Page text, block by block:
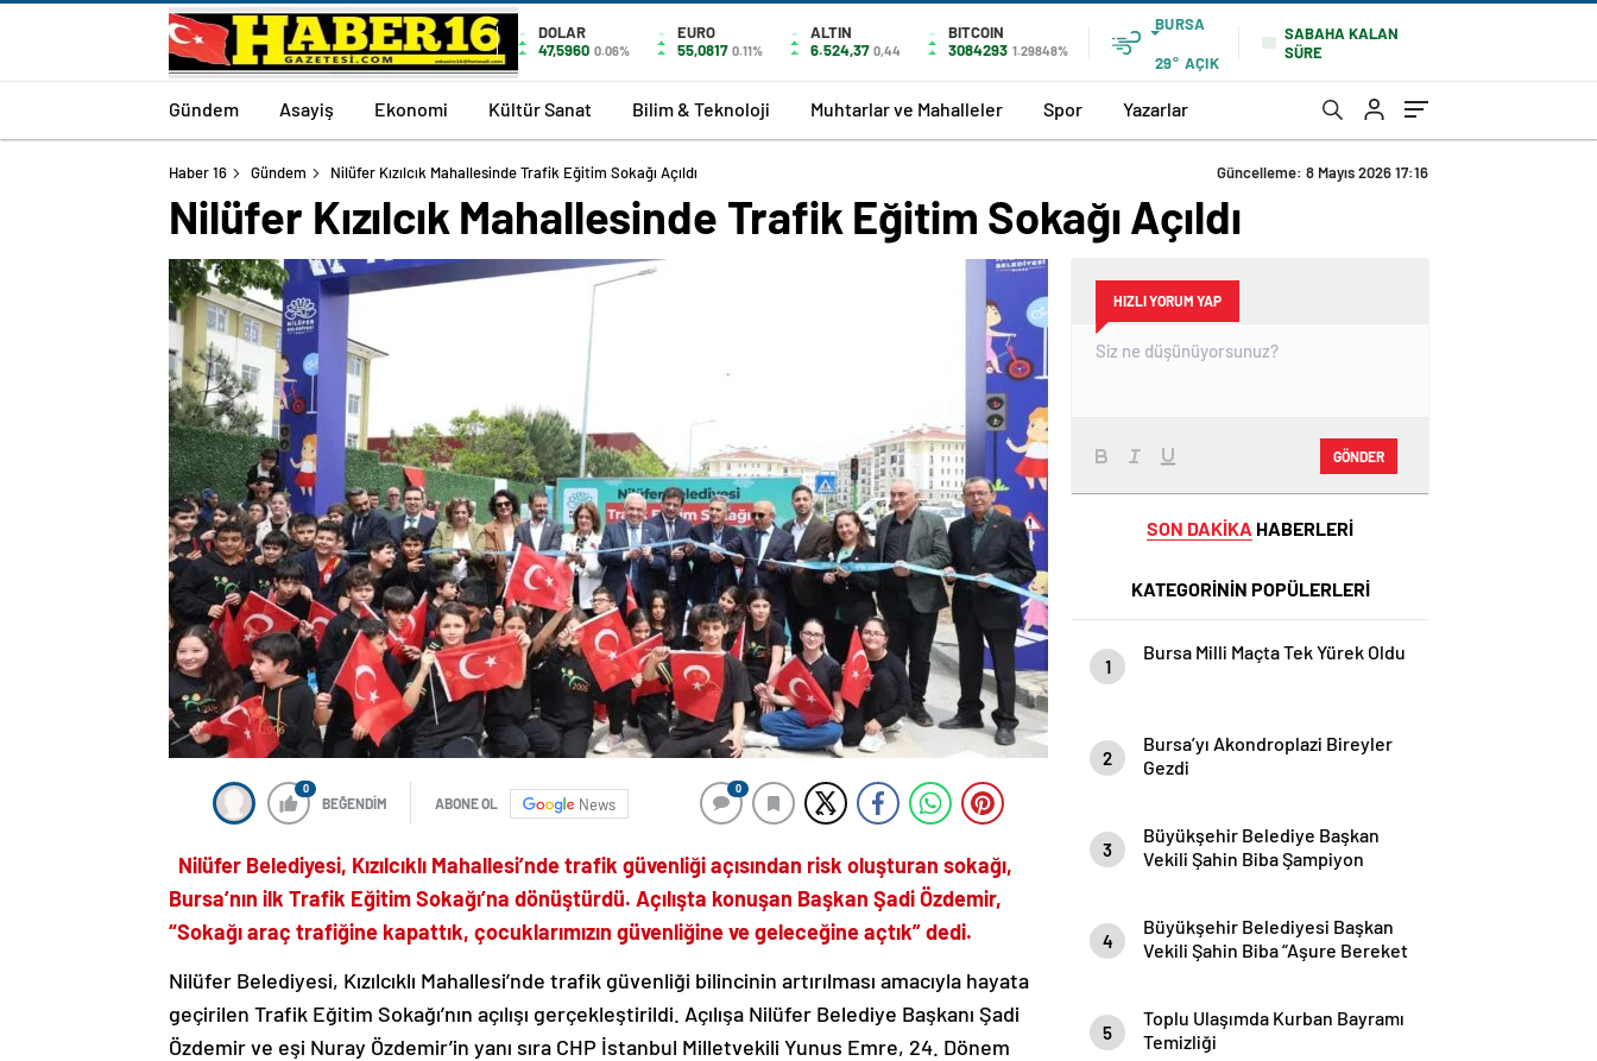
DOLAR
47,5960 0.06%
EURO
55,0817 0.11%
ALTIN
6.524,37 0,44
BITCOIN
3084293 1.29848%
BURSA
29° AÇIK
SABAHA KALAN
SÜRE
Gündem Asayiş Ekonomi Kültür Sanat Bilim & Teknoloji Muhtarlar ve Mahalleler Spor Yazarlar
Haber 16 Gündem Nilüfer Kızılcık Mahallesinde Trafik Eğitim Sokağı Açıldı Güncelleme: 8 Mayıs 2026 17:16
Nilüfer Kızılcık Mahallesinde Trafik Eğitim Sokağı Açıldı
0
BEĞENDİM ABONE OL News
0
Nilüfer Belediyesi, Kızılcıklı Mahallesi’nde trafik güvenliği açısından risk oluşturan sokağı,
Bursa’nın ilk Trafik Eğitim Sokağı’na dönüştürdü. Açılışta konuşan Başkan Şadi Özdemir,
“Sokağı araç trafiğine kapattık, çocuklarımızın güvenliğine ve geleceğine açtık” dedi.
Nilüfer Belediyesi, Kızılcıklı Mahallesi’nde trafik güvenliği bilincinin artırılması amacıyla hayata
geçirilen Trafik Eğitim Sokağı’nın açılışı gerçekleştirildi. Açılışa Nilüfer Belediye Başkanı Şadi
Özdemir ve eşi Nuray Özdemir’in yanı sıra CHP İstanbul Milletvekili Yunus Emre, 24. Dönem
HIZLI YORUM YAP
GÖNDER
SON DAKİKA HABERLERİ
KATEGORİNİN POPÜLERLERİ
1
Bursa Milli Maçta Tek Yürek Oldu
2
Bursa’yı Akondroplazi Bireyler
Gezdi
3
Büyükşehir Belediye Başkan
Vekili Şahin Biba Şampiyon
4
Büyükşehir Belediyesi Başkan
Vekili Şahin Biba “Aşure Bereket
5
Toplu Ulaşımda Kurban Bayramı
Temizliği